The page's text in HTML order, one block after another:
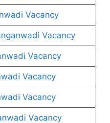
Vacancy
Vacancy
Vacancy
Vacancy
Vacancy
Vacancy